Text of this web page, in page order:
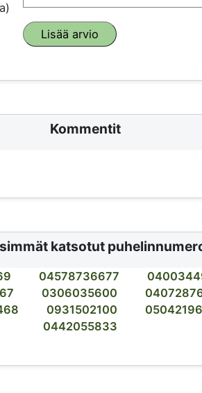
Kommentit
katsotut
04578736677
0306035600
0931502100
0442055833